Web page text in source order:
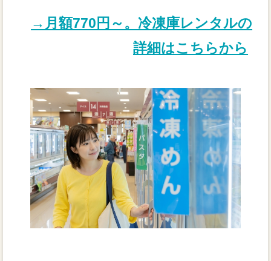
→月額770円～。冷凍庫レンタルの
詳細はこちらから